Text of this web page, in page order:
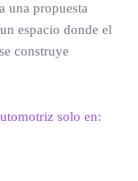
una propuesta
espacio donde el
construye
solo en: